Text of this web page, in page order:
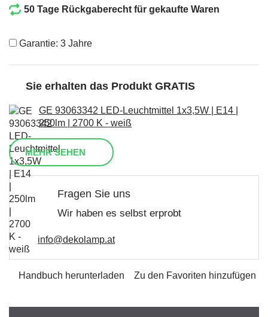
50 Tage Rückgaberecht für gekaufte Waren
Garantie: 3 Jahre
Sie erhalten das Produkt GRATIS
GE 93063342 LED-Leuchtmittel 1x3,5W | E14 |
250lm | 2700 K - weiß
MEHR SEHEN
Fragen Sie uns
Wir haben es selbst erprobt
info@dekolamp.at
Handbuch herunterladen Zu den Favoriten hinzufügen